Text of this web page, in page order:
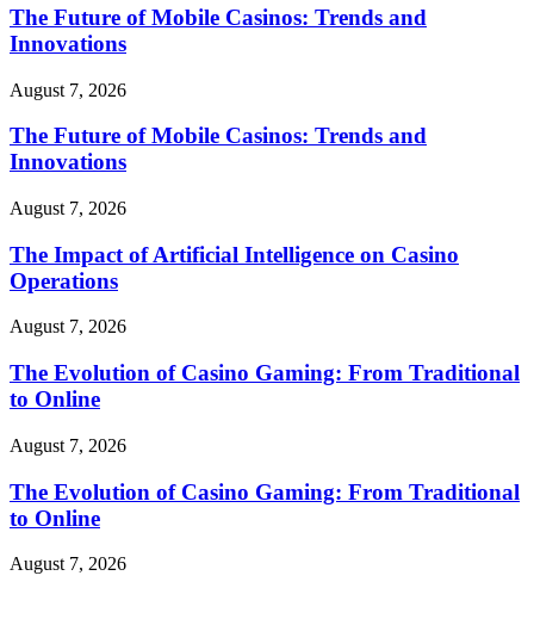
The Future of Mobile Casinos: Trends and
Innovations
August 7, 2026
The Future of Mobile Casinos: Trends and
Innovations
August 7, 2026
The Impact of Artificial Intelligence on Casino
Operations
August 7, 2026
The Evolution of Casino Gaming: From Traditional
to Online
August 7, 2026
The Evolution of Casino Gaming: From Traditional
to Online
August 7, 2026